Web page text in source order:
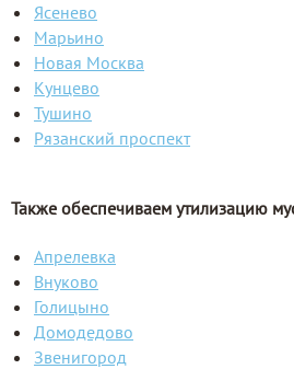
Ясенево
Марьино
Новая Москва
Кунцево
Тушино
Рязанский проспект
Также обеспечиваем утилизацию
Апрелевка
Внуково
Голицыно
Домодедово
Звенигород